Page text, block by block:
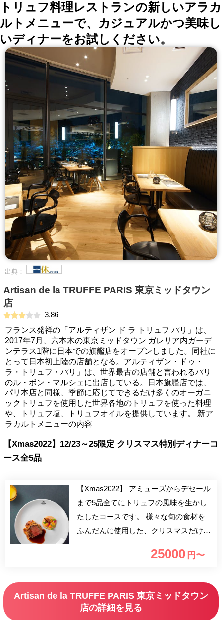
トリュフ料理レストランの新しいアラカ
ルトメニューで、カジュアルかつ美味し
いディナーをお試しください。
出典：
Artisan de la TRUFFE PARIS 東京ミッドタウン
店
3.86
フランス発祥の「アルティザン ド ラ トリュフ パリ」は、
2017年7月、六本木の東京ミッドタウン ガレリア内ガーデ
ンテラス1階に日本での旗艦店をオープンしました。同社に
とって日本初上陸の店舗となる。アルティザン・ドゥ・
ラ・トリュフ・パリ」は、世界最古の店舗と言われるパリ
のル・ボン・マルシェに出店している。日本旗艦店では、
パリ本店と同様、季節に応じてできるだけ多くのオーガニ
ックトリュフを使用した世界各地のトリュフを使った料理
や、トリュフ塩、トリュフオイルを提供しています。 新ア
ラカルトメニューの内容
【Xmas2022】12/23～25限定 クリスマス特別ディナーコ
ース全5品
【Xmas2022】 アミューズからデセール
まで5品全てにトリュフの風味を生かし
たしたコースです。 様々な旬の食材を
ふんだんに使用した、クリスマスだけの
人とのひと時に、東京ミッドタウンのイ
スディナーをお楽しみください！ ※2時
間制となりますので予めご了承下さい。
※恐れ入りますが、現在、お料理は献立
25000 円〜
Artisan de la TRUFFE PARIS 東京ミッドタウン
店の詳細を見る